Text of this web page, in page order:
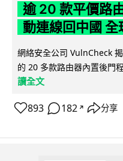
逾 20 款平價路
動連線回中國
網絡安全公司 VulnCheck
的 20 多款路由器內置後門
讀全文
893 182 ↗ 分享